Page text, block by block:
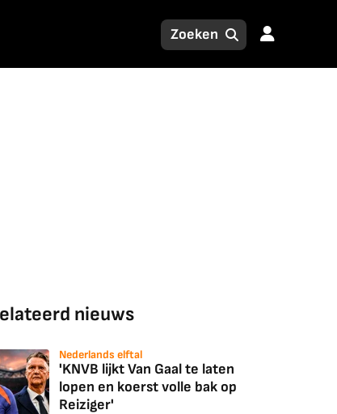
nieuws
Nederlands elftal
'KNVB lijkt Van Gaal te laten
lopen en koerst volle bak op
Reiziger'